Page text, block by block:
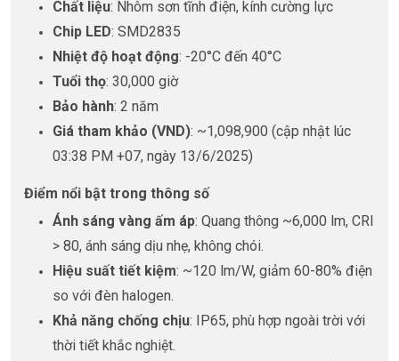
Chất liệu: Nhôm sơn tĩnh điện, kính cường lực
Chip LED: SMD2835
Nhiệt độ hoạt động: -20°C đến 40°C
Tuổi thọ: 30,000 giờ
Bảo hành: 2 năm
Giá tham khảo (VND): ~1,098,900 (cập nhật lúc
03:38 PM +07, ngày 13/6/2025)
Điểm nổi bật trong thông số
Ánh sáng vàng ấm áp: Quang thông ~6,000 lm, CRI
> 80, ánh sáng dịu nhẹ, không chói.
Hiệu suất tiết kiệm: ~120 lm/W, giảm 60-80% điện
so với đèn halogen.
Khả năng chống chịu: IP65, phù hợp ngoài trời với
thời tiết khắc nghiệt.